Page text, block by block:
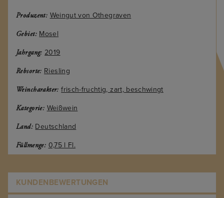
Produzent: Weingut von Othegraven
Gebiet: Mosel
Jahrgang: 2019
Rebsorte: Riesling
Weincharakter: frisch-fruchtig, zart, beschwingt
Kategorie: Weißwein
Land: Deutschland
Füllmenge: 0,75 l Fl.
KUNDENBEWERTUNGEN